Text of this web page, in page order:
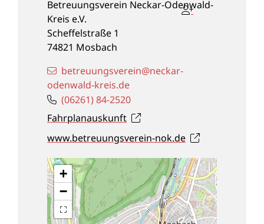
Betreuungsverein Neckar-Odenwald-
Kreis e.V.
Scheffelstraße 1
74821 Mosbach
Fahrplanauskunft
betreuungsverein@neckar-
odenwald-kreis.de
(06261) 84-2520
www.betreuungsverein-nok.de
+
−